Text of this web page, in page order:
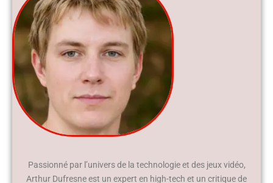
Passionné par l’univers de la technologie et des jeux vidéo,
Arthur Dufresne est un expert en high-tech et un critique de